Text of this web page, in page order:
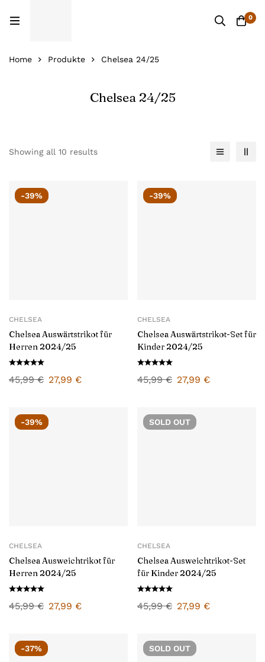
0
Home Produkte Chelsea 24/25
Chelsea 24/25
Showing all 10 results
-39%
CHELSEA
Chelsea Auswärtstrikot für
Herren 2024/25
45,99€ 27,99 €
-39%
CHELSEA
Chelsea Auswärtstrikot-Set für
Kinder 2024/25
45,99€ 27,99 €
-39%
CHELSEA
Chelsea Ausweichtrikot für
Herren 2024/25
45,99€ 27,99 €
SOLD OUT
CHELSEA
Chelsea Ausweichtrikot-Set
für Kinder 2024/25
45,99€ 27,99 €
-37% SOLD OUT